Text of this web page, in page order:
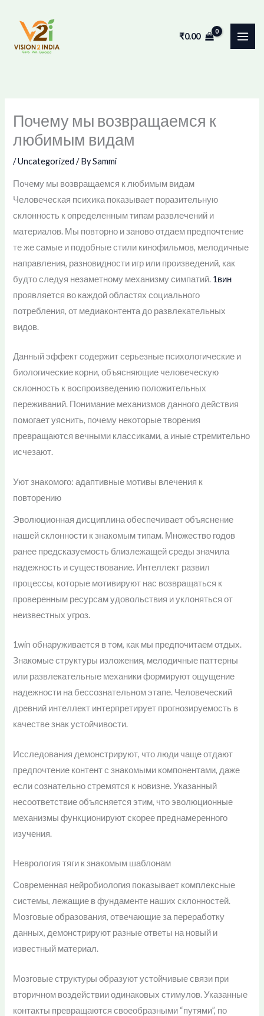
content
₹0.00
Почему мы возвращаемся к
любимым видам
/Uncategorized / BySammi
Почему мы возвращаемся к любимым видам
Человеческая психика показывает поразительную
склонность к определенным типам развлечений и
материалов. Мы повторно и заново отдаем предпочтение
те же самые и подобные стили кинофильмов, мелодичные
направления, разновидности игр или произведений, как
будто следуя незаметному механизму симпатий. 1вин
проявляется во каждой областях социального
потребления, от медиаконтента до развлекательных
видов.
Данный эффект содержит серьезные психологические и
биологические корни, объясняющие человеческую
склонность к воспроизведению положительных
переживаний. Понимание механизмов данного действия
помогает уяснить, почему некоторые творения
превращаются вечными классиками, а иные стремительно
исчезают.
Уют знакомого: адаптивные мотивы влечения к
повторению
Эволюционная дисциплина обеспечивает объяснение
нашей склонности к знакомым типам. Множество годов
ранее предсказуемость близлежащей среды значила
надежность и существование. Интеллект развил
процессы, которые мотивируют нас возвращаться к
проверенным ресурсам удовольствия и уклоняться от
неизвестных угроз.
1win обнаруживается в том, как мы предпочитаем отдых.
Знакомые структуры изложения, мелодичные паттерны
или развлекательные механики формируют ощущение
надежности на бессознательном этапе. Человеческий
древний интеллект интерпретирует прогнозируемость в
качестве знак устойчивости.
Исследования демонстрируют, что люди чаще отдают
предпочтение контент с знакомыми компонентами, даже
если сознательно стремятся к новизне. Указанный
несоответствие объясняется этим, что эволюционные
механизмы функционируют скорее преднамеренного
изучения.
Неврология тяги к знакомым шаблонам
Современная нейробиология показывает комплексные
системы, лежащие в фундаменте наших склонностей.
Мозговые образования, отвечающие за переработку
данных, демонстрируют разные ответы на новый и
известный материал.
Мозговые структуры образуют устойчивые связи при
вторичном воздействии одинаковых стимулов. Указанные
контакты превращаются своеобразными “путями”, по